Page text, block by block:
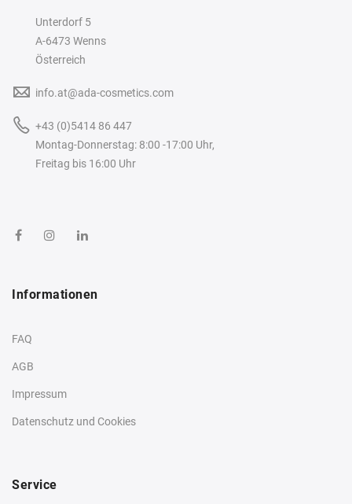
Unterdorf 5
A-6473 Wenns
Österreich
info.at@ada-cosmetics.com
+43 (0)5414 86 447
Montag-Donnerstag: 8:00 -17:00 Uhr,
Freitag bis 16:00 Uhr
Informationen
FAQ
AGB
Impressum
Datenschutz und Cookies
Service